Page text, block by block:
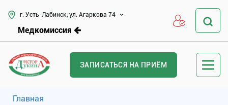
г. Усть-Лабинск, ул. Агаркова 74
Медкомиссия
ЗАПИСАТЬСЯ НА ПРИЁМ
Главная